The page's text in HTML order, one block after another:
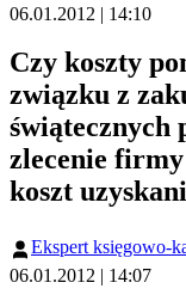
06.01.2012 | 14:10
Czy koszty
związku z
świątecznych
zlecenie
koszt
Ekspert księgowo-
06.01.2012 | 14:07